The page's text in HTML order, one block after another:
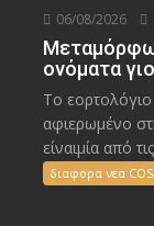
06/08/2026
ονόματα
Το
αφιερωμένο
είναιμία από
διαφορα νεα